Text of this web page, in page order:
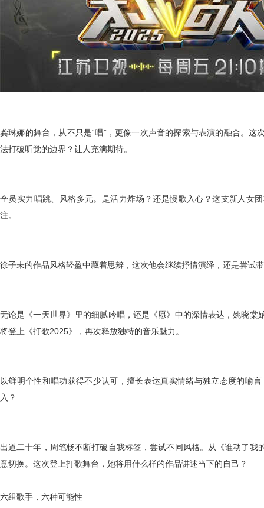
龚琳娜的舞台，从不只是“唱”，更像一次声音的探索与表演的融合。
法打破听觉的边界？让人充满期待。
全员实力唱跳、风格多元。是活力炸场？还是慢歌入心？这支新人女
注。
徐子未的作品风格轻盈中藏着思辨，这次他会继续抒情演绎，还是尝试
无论是《一天世界》里的细腻吟唱，还是《愿》中的深情表达，姚晓棠
将登上《打歌2025》，再次释放独特的音乐魅力。
以鲜明个性和唱功获得不少认可，擅长表达真实情绪与独立态度的喻
入？
出道二十年，周笔畅不断打破自我标签，尝试不同风格。从《谁动了我
意切换。这次登上打歌舞台，她将用什么样的作品讲述当下的自己？
六组歌手，六种可能性